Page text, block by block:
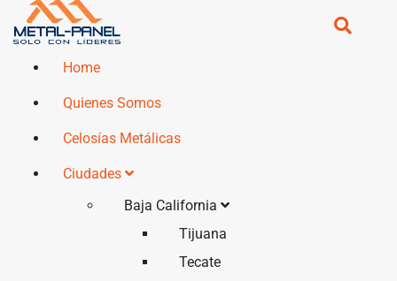
Home
Quienes Somos
Celosías Metálicas
Ciudades
Baja California
Tijuana
Tecate